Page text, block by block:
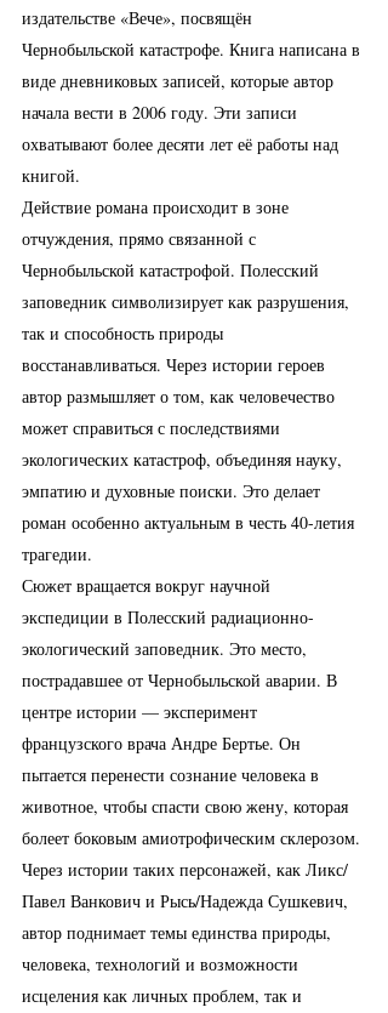
издательстве «Вече», посвящён
Чернобыльской катастрофе. Книга написана в
виде дневниковых записей, которые автор
начала вести в 2006 году. Эти записи
охватывают более десяти лет её работы над
книгой.
Действие романа происходит в зоне
отчуждения, прямо связанной с
Чернобыльской катастрофой. Полесский
заповедник символизирует как разрушения,
так и способность природы
восстанавливаться. Через истории героев
автор размышляет о том, как человечество
может справиться с последствиями
экологических катастроф, объединяя науку,
эмпатию и духовные поиски. Это делает
роман особенно актуальным в честь 40-летия
трагедии.
Сюжет вращается вокруг научной
экспедиции в Полесский радиационно-
экологический заповедник. Это место,
пострадавшее от Чернобыльской аварии. В
центре истории — эксперимент
французского врача Андре Бертье. Он
пытается перенести сознание человека в
животное, чтобы спасти свою жену, которая
болеет боковым амиотрофическим склерозом.
Через истории таких персонажей, как Ликс/
Павел Ванкович и Рысь/Надежда Сушкевич,
автор поднимает темы единства природы,
человека, технологий и возможности
исцеления как личных проблем, так и